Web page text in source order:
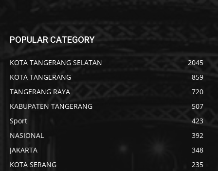
POPULAR CATEGORY
KOTA TANGERANG SELATAN
2045
KOTA TANGERANG
859
TANGERANG RAYA
720
KABUPATEN TANGERANG
507
Sport
423
NASIONAL
392
JAKARTA
348
KOTA SERANG
235